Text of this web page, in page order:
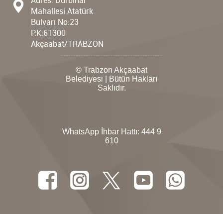
Mahallesi Atatürk
Bulvarı No:23
P.K:61300
Akçaabat/TRABZON
© Trabzon Akçaabat
Belediyesi | Bütün Hakları
Saklıdır.
WhatsApp İhbar Hattı: 444 9
610